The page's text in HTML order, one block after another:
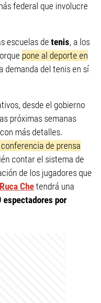
federal que involucre
escuelas de tenis, a los
pone al deporte en
demanda del tenis en sí
desde el gobierno
próximas semanas
más detalles.
de prensa
contar el sistema de
de los jugadores que
Ruca Chetendrá una
por